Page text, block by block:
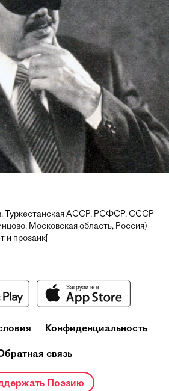
Туркестанская АССР, РСФСР, СССР
Московская область, Россия) —
и прозаик[
Конфиденциальность
связь
Поэзию